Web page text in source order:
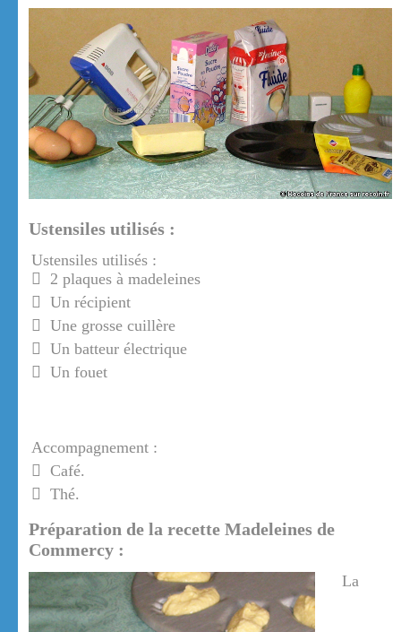
Ustensiles utilisés :
Ustensiles utilisés :
2 plaques à madeleines
Un récipient
Une grosse cuillère
Un batteur électrique
Un fouet
Accompagnement :
Café.
Thé.
Préparation de la recette Madeleines de
Commercy :
La